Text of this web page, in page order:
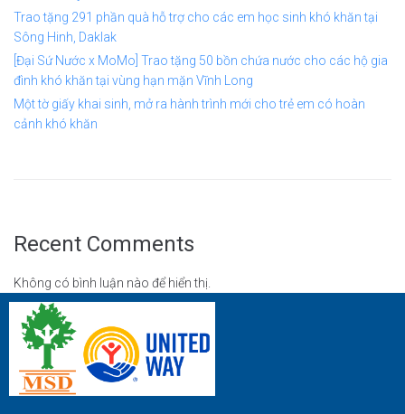
Trao tặng 291 phần quà hỗ trợ cho các em học sinh khó khăn tại
Sông Hinh, Daklak
[Đại Sứ Nước x MoMo] Trao tặng 50 bồn chứa nước cho các hộ gia
đình khó khăn tại vùng hạn mặn Vĩnh Long
Một tờ giấy khai sinh, mở ra hành trình mới cho trẻ em có hoàn
cảnh khó khăn
Recent Comments
Không có bình luận nào để hiển thị.